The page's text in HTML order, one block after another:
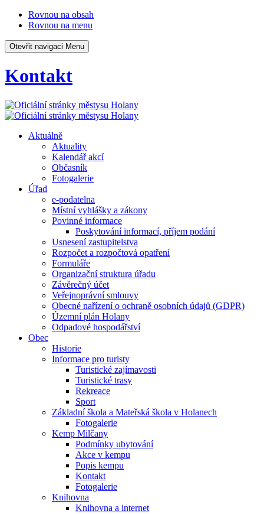
Rovnou na obsah
Rovnou na menu
Otevřit navigaci Menu
Kontakt
Aktuálně
Aktuality
Kalendář akcí
Občasník
Fotogalerie
Úřad
e-podatelna
Místní vyhlášky a zákony
Povinné informace
Poskytování informací, příjem podání
Usnesení zastupitelstva
Rozpočet a rozpočtová opatření
Formuláře
Organizační struktura úřadu
Závěrečný účet
Veřejnoprávní smlouvy
Obecné nařízení o ochraně osobních údajů (GDPR)
Územní plán Holany
Odpadové hospodářství
Obec
Historie
Informace pro turisty
Turistické zajímavosti
Turistické trasy
Rekreace
Sport
Základní škola a Mateřská škola v Holanech
Fotogalerie
Kemp Milčany
Podmínky ubytování
Akce v kempu
Popis kempu
Kontakt
Fotogalerie
Knihovna
Knihovna a internet